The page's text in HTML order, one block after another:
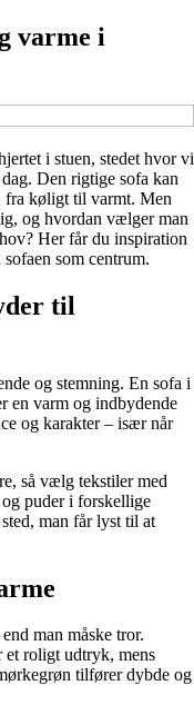
varme i
i stuen, stedet hvor vi
Den rigtige sofa kan
fra køligt til varmt. Men
og hvordan vælger man
Her får du inspiration
som centrum.
til
og stemning. En sofa i
en varm og indbydende
og karakter – især når
så vælg tekstiler med
puder i forskellige
man får lyst til at
man måske tror.
et roligt udtryk, mens
tilfører dybde og